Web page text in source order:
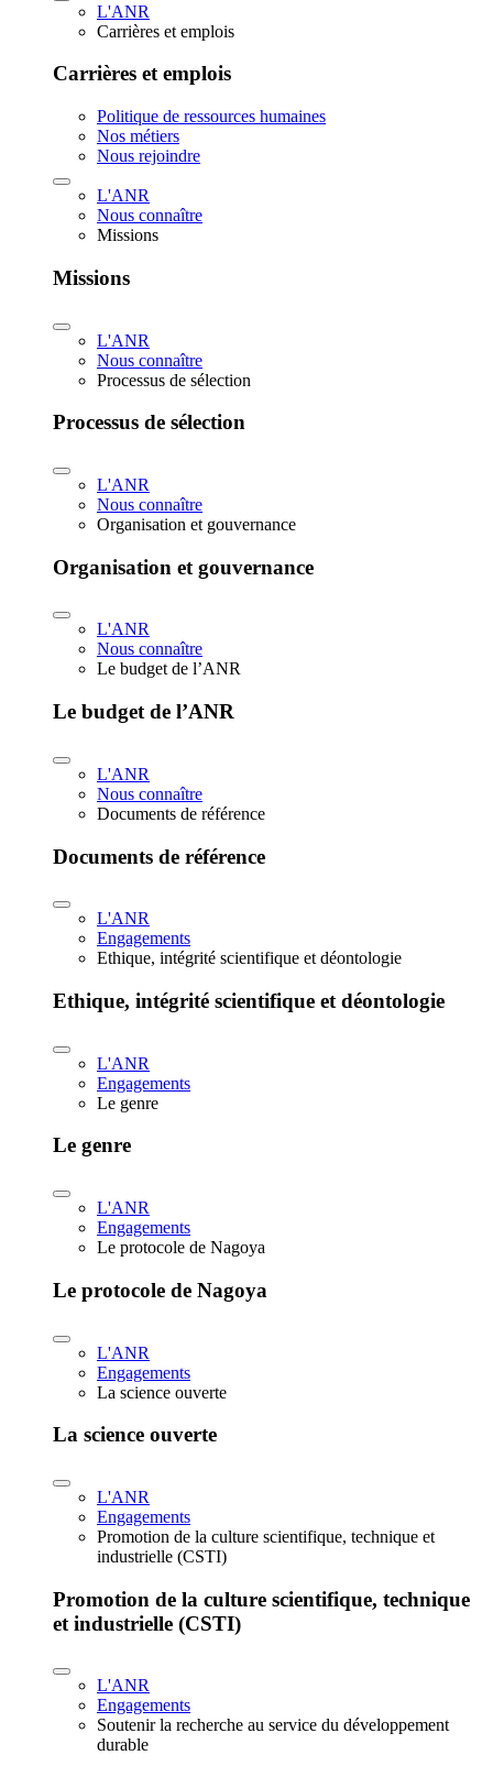
L'ANR
Carrières et emplois
Carrières et emplois
Politique de ressources humaines
Nos métiers
Nous rejoindre
L'ANR
Nous connaître
Missions
Missions
L'ANR
Nous connaître
Processus de sélection
Processus de sélection
L'ANR
Nous connaître
Organisation et gouvernance
Organisation et gouvernance
L'ANR
Nous connaître
Le budget de l’ANR
Le budget de l’ANR
L'ANR
Nous connaître
Documents de référence
Documents de référence
L'ANR
Engagements
Ethique, intégrité scientifique et déontologie
Ethique, intégrité scientifique et déontologie
L'ANR
Engagements
Le genre
Le genre
L'ANR
Engagements
Le protocole de Nagoya
Le protocole de Nagoya
L'ANR
Engagements
La science ouverte
La science ouverte
L'ANR
Engagements
Promotion de la culture scientifique, technique et
industrielle (CSTI)
Promotion de la culture scientifique, technique
et industrielle (CSTI)
L'ANR
Engagements
Soutenir la recherche au service du développement
durable